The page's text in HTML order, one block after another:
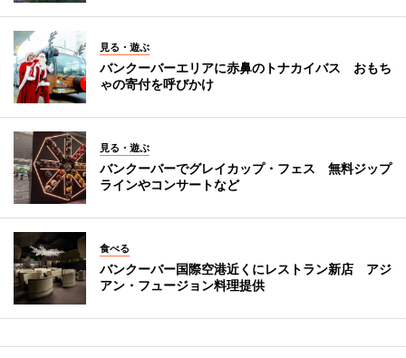
見る・遊ぶ
バンクーバーエリアに赤鼻のトナカイバス おもち
ゃの寄付を呼びかけ
見る・遊ぶ
バンクーバーでグレイカップ・フェス 無料ジップ
ラインやコンサートなど
食べる
バンクーバー国際空港近くにレストラン新店 アジ
アン・フュージョン料理提供